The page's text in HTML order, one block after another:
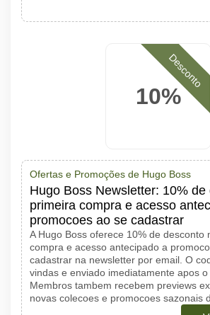
10%
Desconto
Ofertas e Promoções de Hugo Boss
Hugo Boss Newsletter: 10% de
primeira compra e acesso
promocoes ao se cadastrar
A Hugo Boss oferece 10% de desconto
compra e acesso antecipado a
cadastrar na newsletter por email. O
vindas e enviado imediatamente apos o
Membros tambem recebem previews
novas colecoes e promocoes sazonais